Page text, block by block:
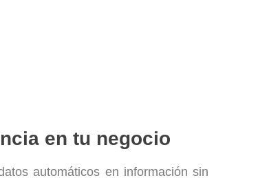
en tu negocio
automáticos en información sin